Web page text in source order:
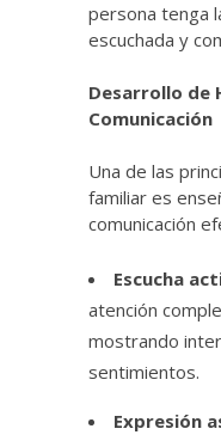
persona tenga
escuchada y
Desarrollo de
Comunicación
Una de las
familiar es
comunicación
Escucha
atención
mostrando
sentimientos.
Expresión